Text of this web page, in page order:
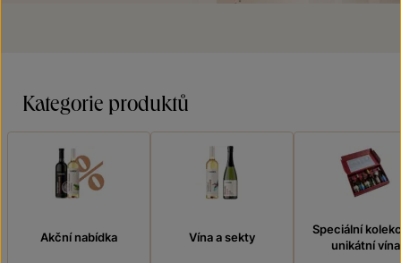
Kategorie produktů
Akční nabídka Vína a sekty
Speciální
unikátní vína